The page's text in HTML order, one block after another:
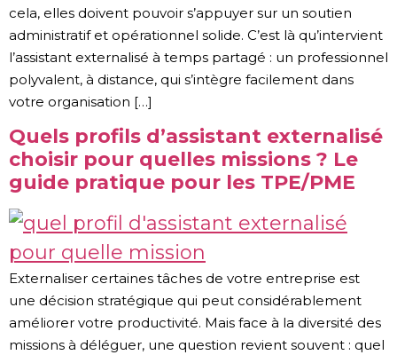
cela, elles doivent pouvoir s’appuyer sur un soutien
administratif et opérationnel solide. C’est là qu’intervient
l’assistant externalisé à temps partagé : un professionnel
polyvalent, à distance, qui s’intègre facilement dans
votre organisation […]
Quels profils d’assistant externalisé
choisir pour quelles missions ? Le
guide pratique pour les TPE/PME
Externaliser certaines tâches de votre entreprise est
une décision stratégique qui peut considérablement
améliorer votre productivité. Mais face à la diversité des
missions à déléguer, une question revient souvent : quel